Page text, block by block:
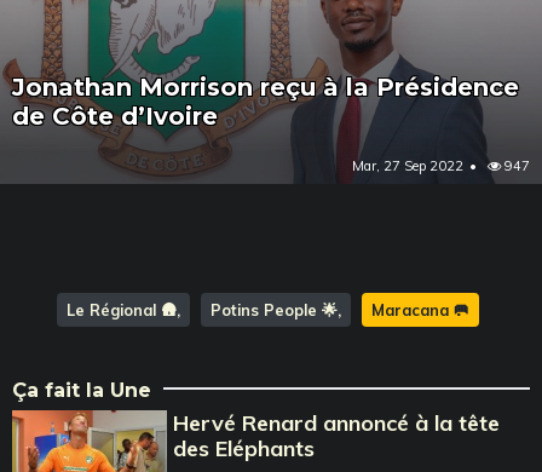
Jonathan Morrison reçu à la Présidence
de Côte d’Ivoire
Mar, 27 Sep 2022 947
Le Régional 🛖 Potins People 🌟 Maracana 🥅
Ça fait la Une
Hervé Renard annoncé à la tête
des Eléphants